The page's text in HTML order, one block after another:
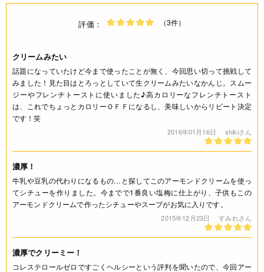
評価： （3件）
クリームみたい
話題になっていたけど今まで使ったことが無く、今回思い切って挑戦して
みました！見た目はとろっとしていて生クリームみたいなかんじ。スムー
ジーやフレンチトーストに使いました♪高カロリーなフレンチトースト
は、これでちょっとカロリーＯＦＦになるし、美味しいからリピート決定
です！笑
2016年01月16日 shikiさん
濃厚！
牛乳や豆乳の代わりになるもの…と探してこのアーモンドクリームを使っ
てシチューを作りました。今までで1番良い塩梅に仕上がり、子供もこの
アーモンドクリームで作ったシチューやスープがお気に入りです。
2015年12月23日 すみれさん
濃厚でクリーミー！
コレステロールゼロですごくヘルシーという評判を聞いたので、今回アー